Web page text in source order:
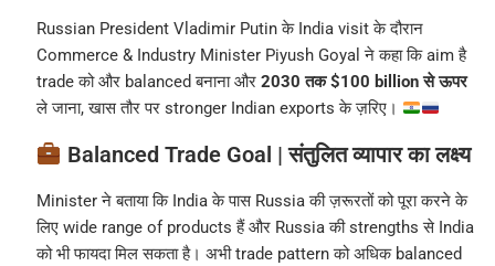
Russian President Vladimir Putin के India visit के दौरान
Commerce & Industry Minister Piyush Goyal ने कहा कि aim है
trade को और balanced बनाना और 2030 तक $100 billion से ऊपर
ले जाना, खास तौर पर stronger Indian exports के ज़रिए।
Balanced Trade Goal | संतुलित व्यापार का लक्ष्य
Minister ने बताया कि India के पास Russia की ज़रूरतों को पूरा करने के
लिए wide range of products हैं और Russia की strengths से India
को भी फायदा मिल सकता है। अभी trade pattern को अधिक balanced